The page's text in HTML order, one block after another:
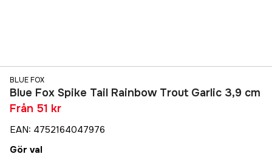
BLUE FOX
Blue Fox Spike Tail Rainbow Trout Garlic 3,9 cm
Från 51 kr
EAN: 4752164047976
Gör val